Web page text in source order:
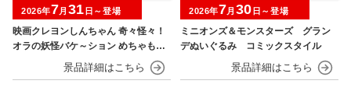
映画クレヨンしんちゃん 奇々怪々！
オラの妖怪バケ～ション めちゃもふ
ぐっとぬいぐるみ シロ
2026年7月 31 日～登場
ミニオンズ＆モンスターズ グラン
デぬいぐるみ コミックスタイル
2026年7月 30 日～登場